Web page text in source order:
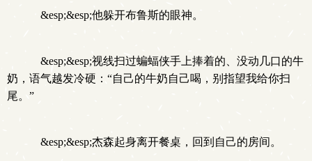
&esp;&esp;他躲开布鲁斯的眼神。
&esp;&esp;视线扫过蝙蝠侠手上捧着的、没动几口的牛
奶，语气越发冷硬：“自己的牛奶自己喝，别指望我给你扫
尾。”
&esp;&esp;杰森起身离开餐桌，回到自己的房间。